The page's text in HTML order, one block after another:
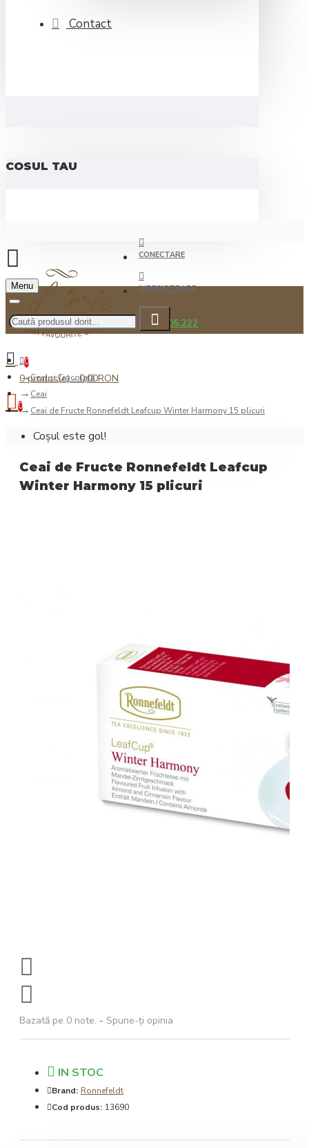
Contact
COSUL TAU
CONECTARE
INREGISTRARE
0722.505.222
Menu
0
0 produs(e) - 0,00RON
0
Coșul este gol!
Ceai şi Ciocolată
Ceai
Ceai de Fructe Ronnefeldt Leafcup Winter Harmony 15 plicuri
Ceai de Fructe Ronnefeldt Leafcup
Winter Harmony 15 plicuri
Bazată pe 0 note. - Spune-ţi opinia
IN STOC
Brand: Ronnefeldt
Cod produs: 13690